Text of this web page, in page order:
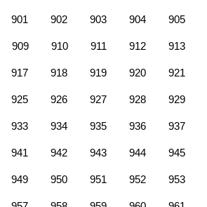
901 902 903 904 905
909 910 911 912 913
917 918 919 920 921
925 926 927 928 929
933 934 935 936 937
941 942 943 944 945
949 950 951 952 953